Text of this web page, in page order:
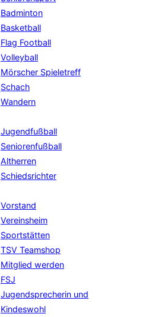
Badminton
Basketball
Flag Football
Volleyball
Mörscher Spieletreff
Schach
Wandern
Jugendfußball
Seniorenfußball
Altherren
Schiedsrichter
Vorstand
Vereinsheim
Sportstätten
TSV Teamshop
Mitglied werden
FSJ
Jugendsprecherin und
Kindeswohl